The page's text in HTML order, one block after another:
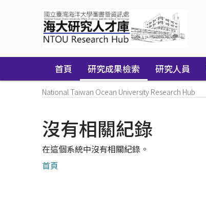
首頁 研究成果檢索 研究人員
National Taiwan Ocean University Research Hub
沒有相關紀錄
在這個系統中沒有相關紀錄。
首頁